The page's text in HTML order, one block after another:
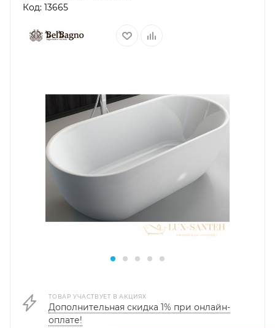
Код: 13665
ТОВАР УЧАСТВУЕТ В АКЦИЯХ
Дополнительная скидка 1% при онлайн-
оплате!